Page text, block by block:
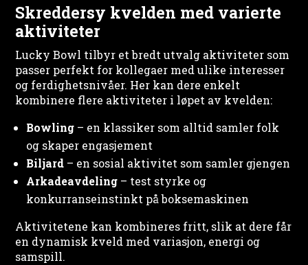
Skreddersy kvelden med varierte
aktiviteter
Lucky Bowl tilbyr et bredt utvalg aktiviteter som
passer perfekt for kollegaer med ulike interesser
og ferdighetsnivåer. Her kan dere enkelt
kombinere flere aktiviteter i løpet av kvelden:
Bowling– en klassiker som alltid samler folk
og skaper engasjement
Biljard– en sosial aktivitet som samler gjengen
Arkadeavdeling– test styrke og
konkurranseinstinkt på boksemaskinen
Aktivitetene kan kombineres fritt, slik at dere får
en dynamisk kveld med variasjon, energi og
samspill.